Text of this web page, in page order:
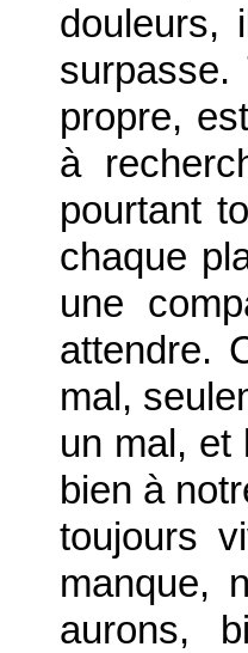
douleurs,
propre,
à
pourtant
chaque
une
attendre.
mal,
un mal, et
bien à
toujours
manque,
aurons,